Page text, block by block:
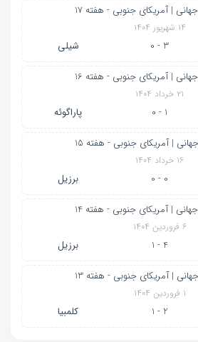
| آمریکای جنوبی - هفته 17
۱۴ شهریور ۱۴۰۴
3 - 0 شیلی
| آمریکای جنوبی - هفته 16
۲۱ خرداد ۱۴۰۴
1 - 0 پاراگوئه
| آمریکای جنوبی - هفته 15
۱۶ خرداد ۱۴۰۴
0 - 0 برزیل
| آمریکای جنوبی - هفته 14
۶ فروردین ۱۴۰۴
4 - 1 برزیل
| آمریکای جنوبی - هفته 13
۱ فروردین ۱۴۰۴
2 - 1 کلمبیا